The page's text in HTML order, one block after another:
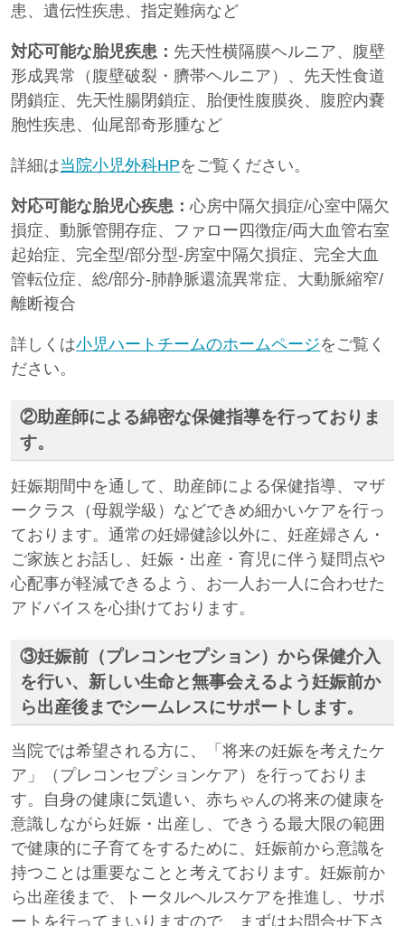
患、遺伝性疾患、指定難病など
対応可能な胎児疾患： 先天性横隔膜ヘルニア、腹壁
形成異常（腹壁破裂・臍帯ヘルニア）、先天性食道
閉鎖症、先天性腸閉鎖症、胎便性腹膜炎、腹腔内嚢
胞性疾患、仙尾部奇形腫など
詳細は当院小児外科HPをご覧ください。
対応可能な胎児心疾患：心房中隔欠損症/心室中隔欠
損症、動脈管開存症、ファロー四徴症/両大血管右室
起始症、完全型/部分型-房室中隔欠損症、完全大血
管転位症、総/部分-肺静脈還流異常症、大動脈縮窄/
離断複合
詳しくは小児ハートチームのホームページをご覧く
ださい。
②助産師による綿密な保健指導を行っておりま
す。
妊娠期間中を通して、助産師による保健指導、マザ
ークラス（母親学級）などできめ細かいケアを行っ
ております。通常の妊婦健診以外に、妊産婦さん・
ご家族とお話し、妊娠・出産・育児に伴う疑問点や
心配事が軽減できるよう、お一人お一人に合わせた
アドバイスを心掛けております。
③妊娠前（プレコンセプション）から保健介入
を行い、新しい生命と無事会えるよう妊娠前か
ら出産後までシームレスにサポートします。
当院では希望される方に、「将来の妊娠を考えたケ
ア」（プレコンセプションケア）を行っておりま
す。自身の健康に気遣い、赤ちゃんの将来の健康を
意識しながら妊娠・出産し、できうる最大限の範囲
で健康的に子育てをするために、妊娠前から意識を
持つことは重要なことと考えております。妊娠前か
ら出産後まで、トータルヘルスケアを推進し、サポ
ートを行ってまいりますので、まずはお問合せ下さ